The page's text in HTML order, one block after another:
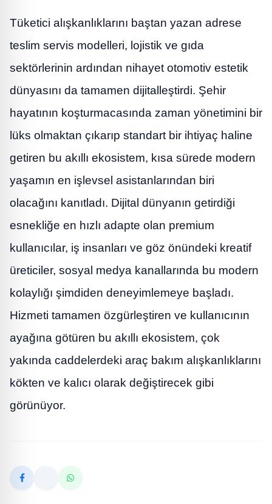
Tüketici alışkanlıklarını baştan yazan adrese
teslim servis modelleri, lojistik ve gıda
sektörlerinin ardından nihayet otomotiv estetik
dünyasını da tamamen dijitalleştirdi. Şehir
hayatının koşturmacasında zaman yönetimini bir
lüks olmaktan çıkarıp standart bir ihtiyaç haline
getiren bu akıllı ekosistem, kısa sürede modern
yaşamın en işlevsel asistanlarından biri
olacağını kanıtladı. Dijital dünyanın getirdiği
esnekliğe en hızlı adapte olan premium
kullanıcılar, iş insanları ve göz önündeki kreatif
üreticiler, sosyal medya kanallarında bu modern
kolaylığı şimdiden deneyimlemeye başladı.
Hizmeti tamamen özgürleştiren ve kullanıcının
ayağına götüren bu akıllı ekosistem, çok
yakında caddelerdeki araç bakım alışkanlıklarını
kökten ve kalıcı olarak değiştirecek gibi
görünüyor.